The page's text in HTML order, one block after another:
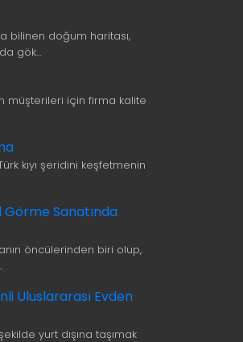
bilinen doğum haritası,
gök…
müşterileri için firma kalite
kıyı şeridini keşfetmenin
Sanatında
öncülerinden biri olup,
Uluslararası Evden
yurt dışına taşımak